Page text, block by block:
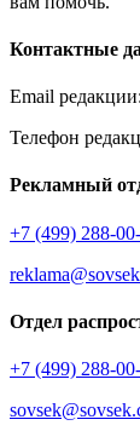
Контактные
Email редакции:
Телефон
Рекламный
+7 (499) 288-
Отдел
+7 (499) 288-